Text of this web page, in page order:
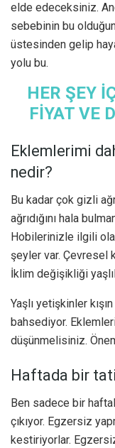
elde edeceksiniz.
sebebinin bu
üstesinden gelip
yolu bu.
HER ŞEY
FİYAT VE
Eklemlerimi
nedir?
Bu kadar çok gizli
ağrıdığını hala
Hobilerinizle ilgili
şeyler var. Çevresel
İklim değişikliği
Yaşlı yetişkinler
bahsediyor.
düşünmelisiniz.
Haftada bir
Ben sadece bir
çıkıyor. Egzersiz
kestiriyorlar.